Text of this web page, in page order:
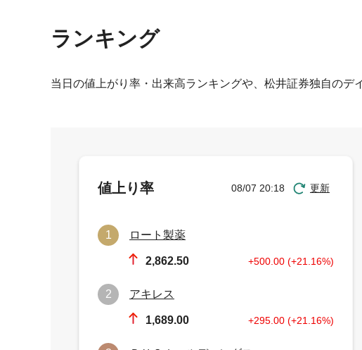
ランキング
当日の値上がり率・出来高ランキングや、松井証券独自のデ